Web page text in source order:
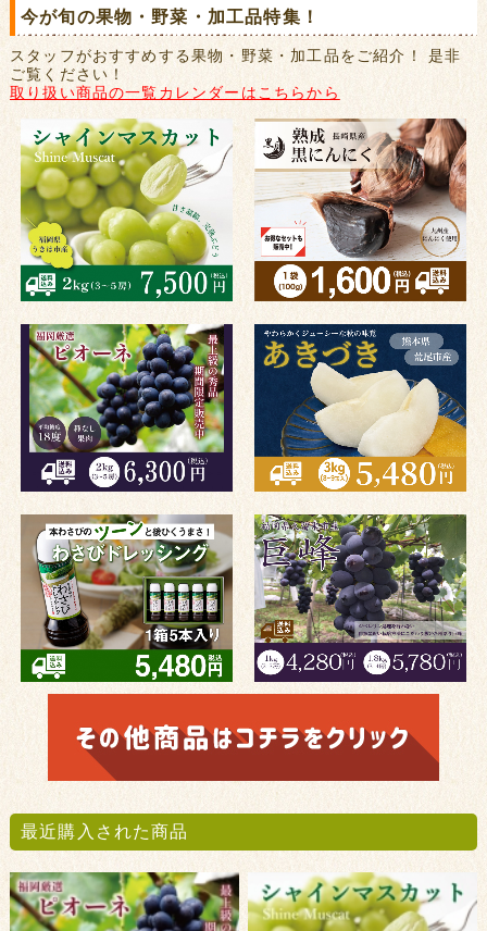
今が旬の果物・野菜・加工品特集！
スタッフがおすすめする果物・野菜・加工品をご紹介！ 是非
ご覧ください！
取り扱い商品の一覧カレンダーはこちらから
最近購入された商品